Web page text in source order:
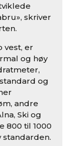
skriver
vest, er
og høy
og
andre
Ski og
800 til 1000